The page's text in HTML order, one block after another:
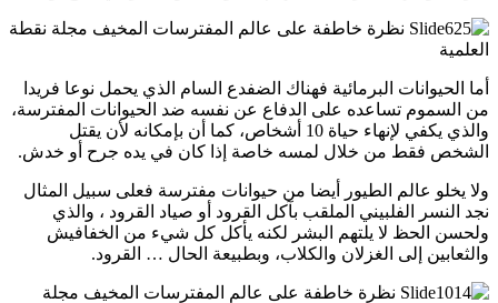
أما الحيوانات البرمائية فهناك الضفدع السام الذي يحمل نوعا فريدا
من السموم تساعده على الدفاع عن نفسه ضد الحيوانات المفترسة،
والذي يكفي لإنهاء حياة 10 أشخاص، كما أن بإمكانه لأن يقتل
الشخص فقط من خلال لمسه خاصة إذا كان في يده جرح أو خدش.
ولا يخلو عالم الطيور أيضا من حيوانات مفترسة فعلى سبيل المثال
نجد النسر الفلبيني الملقب بآكل القرود أو صياد القرود ، والذي
ولحسن الحظ لا يلتهم البشر لكنه يأكل كل شيء من الخفافيش
والثعابين إلى الغزلان والكلاب، وبطبيعة الحال … القرود.